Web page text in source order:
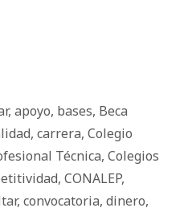
, apoyo, bases, Beca
, carrera, Colegio
Técnica, Colegios
, CONALEP,
, convocatoria, dinero,